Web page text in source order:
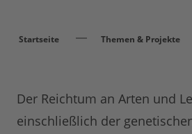
Startseite Themen & Projekte
Der Reichtum an Arten und
einschließlich der